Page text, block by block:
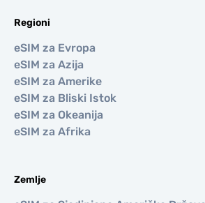
Regioni
eSIM za Evropa
eSIM za Azija
eSIM za Amerike
eSIM za Bliski Istok
eSIM za Okeanija
eSIM za Afrika
Zemlje